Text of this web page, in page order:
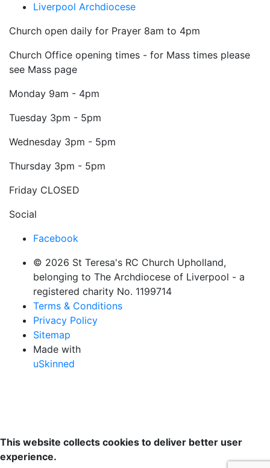
Liverpool Archdiocese
Church open daily for Prayer 8am to 4pm
Church Office opening times - for Mass times please
see Mass page
Monday 9am - 4pm
Tuesday 3pm - 5pm
Wednesday 3pm - 5pm
Thursday 3pm - 5pm
Friday CLOSED
Social
Facebook
© 2026 St Teresa's RC Church Upholland,
belonging to The Archdiocese of Liverpool - a
registered charity No. 1199714
Terms & Conditions
Privacy Policy
Sitemap
Made with
uSkinned
This website collects cookies to deliver better user
experience.